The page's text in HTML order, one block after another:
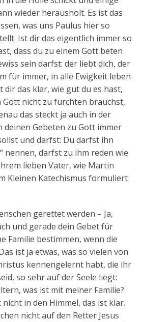
wieder herausholt. Es ist das
was uns Paulus hier so
Ist dir das eigentlich immer so
dass du zu einem Gott beten
sein darfst: der liebt dich, der
für immer, in alle Ewigkeit leben
dir das klar, wie gut du es hast,
Gott nicht zu fürchten brauchst,
das steckt ja auch in der
deinen Gebeten zu Gott immer
und darfst: Du darfst ihn
nennen, darfst zu ihm reden wie
lieben Vater, wie Martin
Kleinen Katechismus formuliert
gerettet werden – Ja,
und gerade dein Gebet für
Familie bestimmen, wenn die
ist ja etwas, was so vielen von
kennengelernt habt, die ihr
so sehr auf der Seele liegt:
was ist mit meiner Familie?
in den Himmel, das ist klar.
nicht auf den Retter Jesus